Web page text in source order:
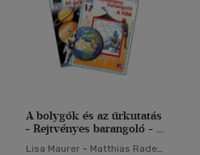
A bolygók és az űrkutatás
+ Rejtvényes barangoló - A
Lisa Maurer - Matthias Raden